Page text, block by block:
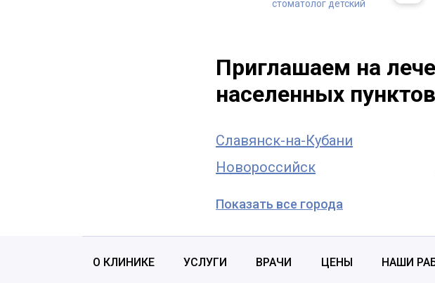
стоматолог детский
стоматолог-терапевт
Приглашаем на
населенных пунктов
Славянск-на-Кубани
Новороссийск
Показать все города
О КЛИНИКЕ УСЛУГИ ВРАЧИ ЦЕНЫ НАШИ